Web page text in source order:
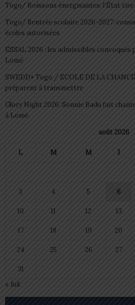
Togo/ Boissons énergisantes: l’État tire
Togo/ Rentrée scolaire 2026-2027:
écoles autorisées
ESSAL 2026 : les admissibles
Lomé
SWEDD+ Togo / ECOLE DE LA
préparent à transmettre
Glory Night 2026: Sonnie Badu fait
à Lomé
août 2026
L M M J
3 4 5 6
10 11 12 13
17 18 19 20
24 25 26 27
31
« Juil